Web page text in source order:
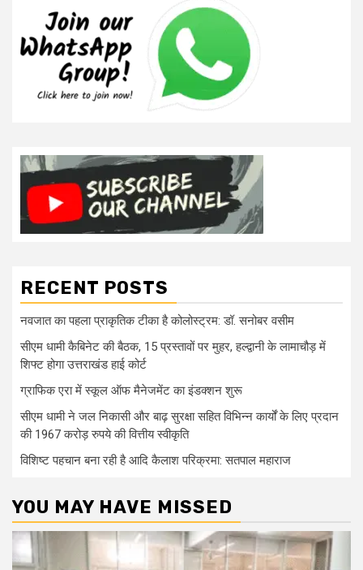
RECENT POSTS
नवजात का पहला प्राकृतिक टीका है कोलोस्ट्रम: डॉ. सनोबर वसीम
सीएम धामी कैबिनेट की बैठक, 15 प्रस्तावों पर मुहर, हल्द्वानी के लामाचौड़ में
शिफ्ट होगा उत्तराखंड हाई कोर्ट
ग्राफिक एरा में स्कूल ऑफ मैनेजमेंट का इंडक्शन शुरू
सीएम धामी ने जल निकासी और बाढ़ सुरक्षा सहित विभिन्न कार्यों के लिए प्रदान
की 1967 करोड़ रुपये की वित्तीय स्वीकृति
विशिष्ट पहचान बना रही है आदि कैलाश परिक्रमा: सतपाल महाराज
YOU MAY HAVE MISSED